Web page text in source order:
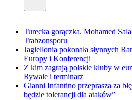
Turecka gorączka. Mohamed
Trabzonsporu
Jagiellonia pokonała słynnych
Europy i Konferencji
Z kim zagrają polskie kluby w
Rywale i terminarz
Gianni Infantino przeprasza za
będzie tolerancji dla ataków”